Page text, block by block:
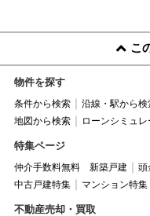
こ
物件を探す
条件から検索 沿線・駅から検
地図から検索
ローンシミュ
特集ページ
仲介手数料無料 新築戸建 頭
中古戸建特集
マンション特集
不動産売却・買取